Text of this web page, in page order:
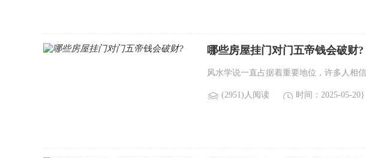
哪些房屋挂门对门五帝钱会破财?
风水学说一直占据着重要地位，许多人相
(2951)人阅读 时间：2025-05-20}